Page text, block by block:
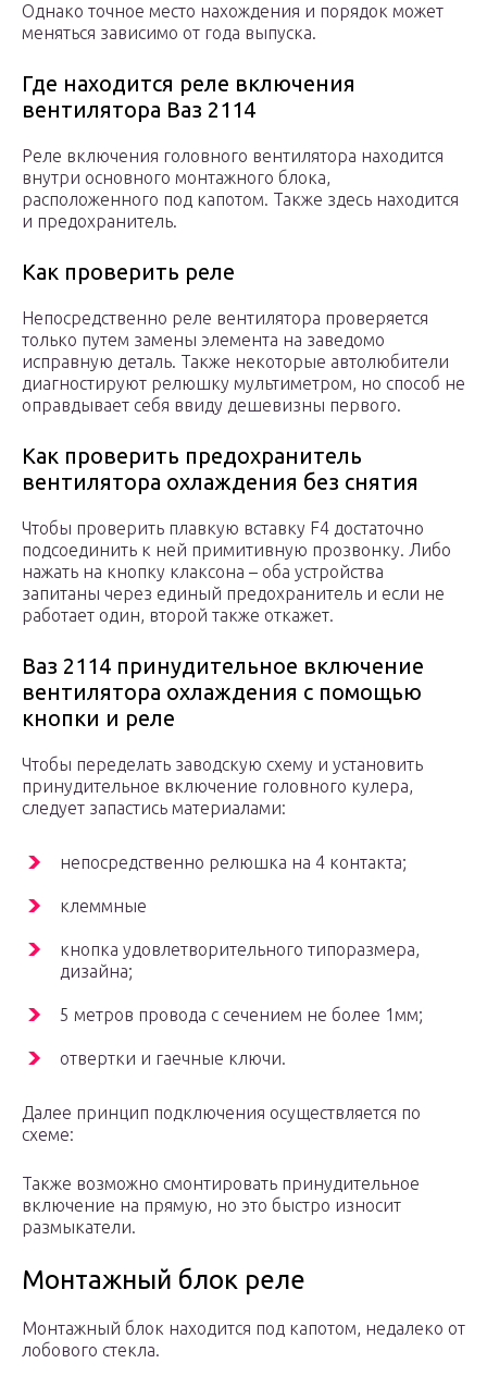
Однако точное место нахождения и порядок может
меняться зависимо от года выпуска.
Где находится реле включения
вентилятора Ваз 2114
Реле включения головного вентилятора находится
внутри основного монтажного блока,
расположенного под капотом. Также здесь находится
и предохранитель.
Как проверить реле
Непосредственно реле вентилятора проверяется
только путем замены элемента на заведомо
исправную деталь. Также некоторые автолюбители
диагностируют релюшку мультиметром, но способ не
оправдывает себя ввиду дешевизны первого.
Как проверить предохранитель
вентилятора охлаждения без снятия
Чтобы проверить плавкую вставку F4 достаточно
подсоединить к ней примитивную прозвонку. Либо
нажать на кнопку клаксона – оба устройства
запитаны через единый предохранитель и если не
работает один, второй также откажет.
Ваз 2114 принудительное включение
вентилятора охлаждения с помощью
кнопки и реле
Чтобы переделать заводскую схему и установить
принудительное включение головного кулера,
следует запастись материалами:
непосредственно релюшка на 4 контакта;
клеммные
кнопка удовлетворительного типоразмера,
дизайна;
5 метров провода с сечением не более 1мм;
отвертки и гаечные ключи.
Далее принцип подключения осуществляется по
схеме:
Также возможно смонтировать принудительное
включение на прямую, но это быстро износит
размыкатели.
Монтажный блок реле
Монтажный блок находится под капотом, недалеко от
лобового стекла.